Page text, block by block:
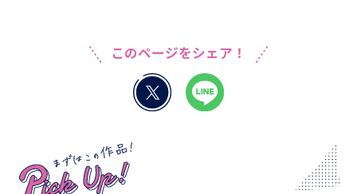
このページをシェア！